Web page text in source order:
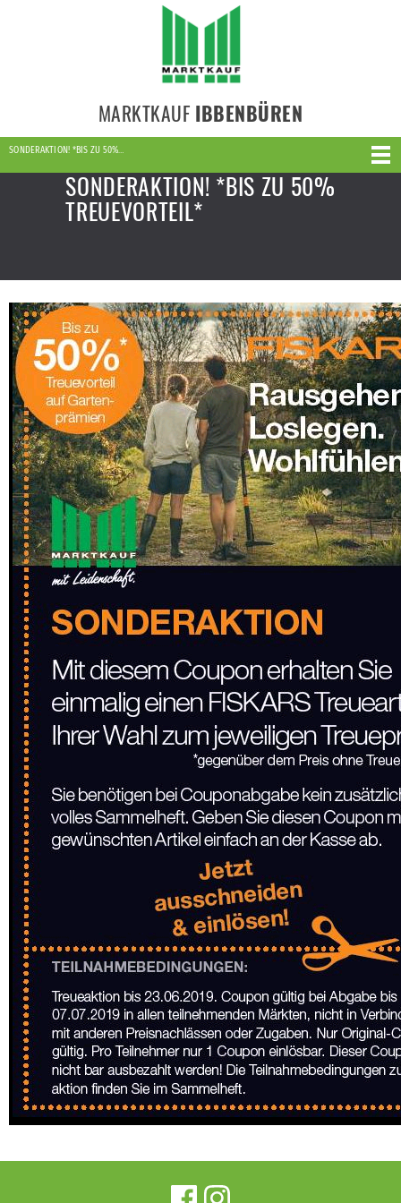
MARKTKAUF IBBENBÜREN
SONDERAKTION! *BIS ZU 50%…
SONDERAKTION! *BIS ZU 50%
TREUEVORTEIL*